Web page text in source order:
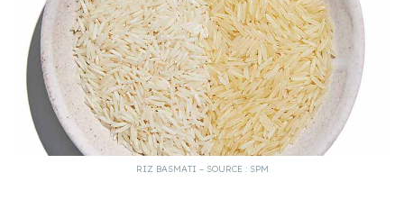
RIZ BASMATI – SOURCE : SPM